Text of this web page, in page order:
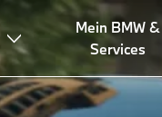
Mein BMW &
Services